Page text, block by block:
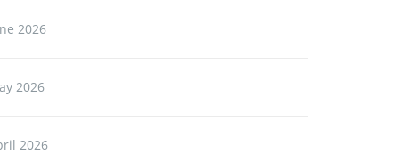
2026
2026
2026